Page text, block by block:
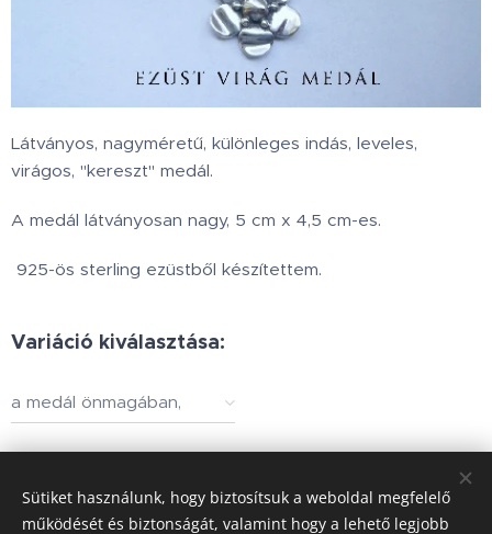
Látványos, nagyméretű, különleges indás, leveles,
virágos, "kereszt" medál.
A medál látványosan nagy, 5 cm x 4,5 cm-es.
925-ös sterling ezüstből készítettem.
Variáció kiválasztása:
a medál önmagában,
Sütiket használunk, hogy biztosítsuk a weboldal megfelelő
működését és biztonságát, valamint hogy a lehető legjobb